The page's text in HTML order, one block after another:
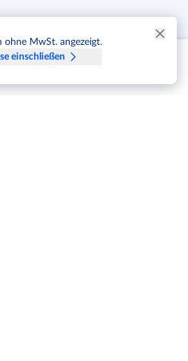
ohne MwSt. angezeigt.
einschließen